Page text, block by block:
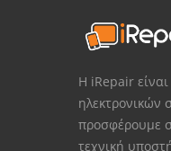
Η iRepair
ηλεκτρονικών
προσφέρουμε
τεχνική